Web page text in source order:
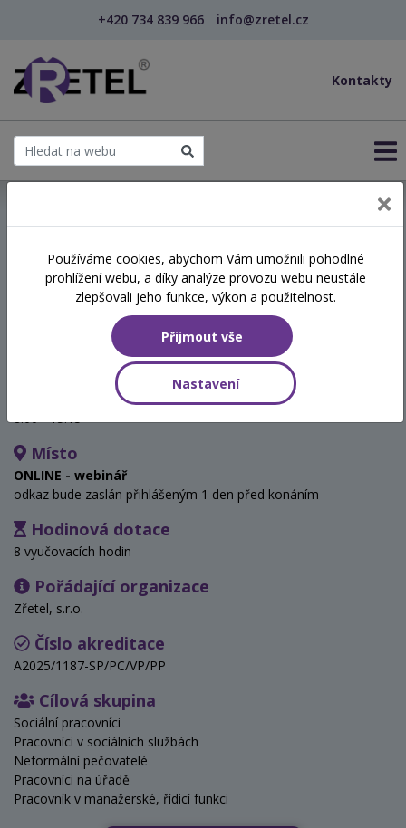
+420 734 839 966 info@zretel.cz
Kontakty
Péče o osoby s demencí,
Alzheimerova choroba
8:00 - 15:15
Místo
ONLINE - webinář
odkaz bude zaslán přihlášeným 1 den před konáním
Hodinová dotace
8 vyučovacích hodin
Pořádající organizace
Zřetel, s.r.o.
Číslo akreditace
A2025/1187-SP/PC/VP/PP
Cílová skupina
Sociální pracovníci
Pracovníci v sociálních službách
Neformální pečovatelé
Pracovníci na úřadě
Pracovník v manažerské, řídicí funkci
Používáme cookies, abychom Vám umožnili pohodlné
prohlížení webu, a díky analýze provozu webu neustále
zlepšovali jeho funkce, výkon a použitelnost.
Přijmout vše
Nastavení